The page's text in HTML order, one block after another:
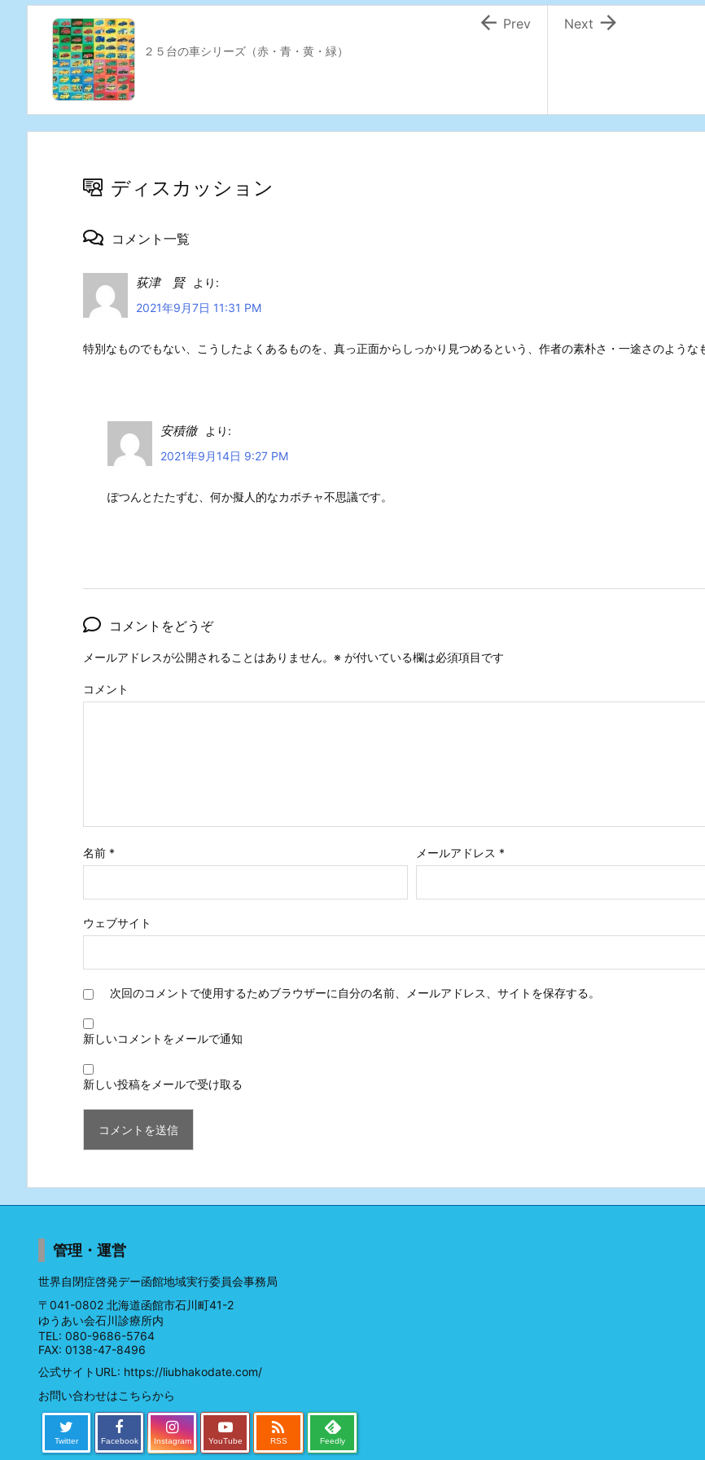

Next
２５台の車シリーズ（赤・青・黄・緑）
 Prev
ディスカッション
コメント一覧
荻津 賢
より:
2021年9月7日 11:31 PM
特別なものでもない、こうしたよくあるものを、真っ正面からしっかり見つめるという、作者の素朴さ・一途さのような
安積徹
より:
2021年9月14日 9:27 PM
ぽつんとたたずむ、何か擬人的なカボチャ不思議です。
コメントをどうぞ
メールアドレスが公開されることはありません。 ※ が付いている欄は必須項目です
コメント
名前 * メールアドレス *
ウェブサイト
次回のコメントで使用するためブラウザーに自分の名前、メールアドレス、サイトを保存する。
新しいコメントをメールで通知
新しい投稿をメールで受け取る
管理・運営
世界自閉症啓発デー函館地域実行委員会事務局
〒041-0802 北海道函館市石川町41-2
ゆうあい会石川診療所内
TEL: 080-9686-5764
FAX: 0138-47-8496
公式サイトURL: https://liubhakodate.com/
お問い合わせはこちらから
Twitter Facebook Instagram YouTube

RSS Feedly